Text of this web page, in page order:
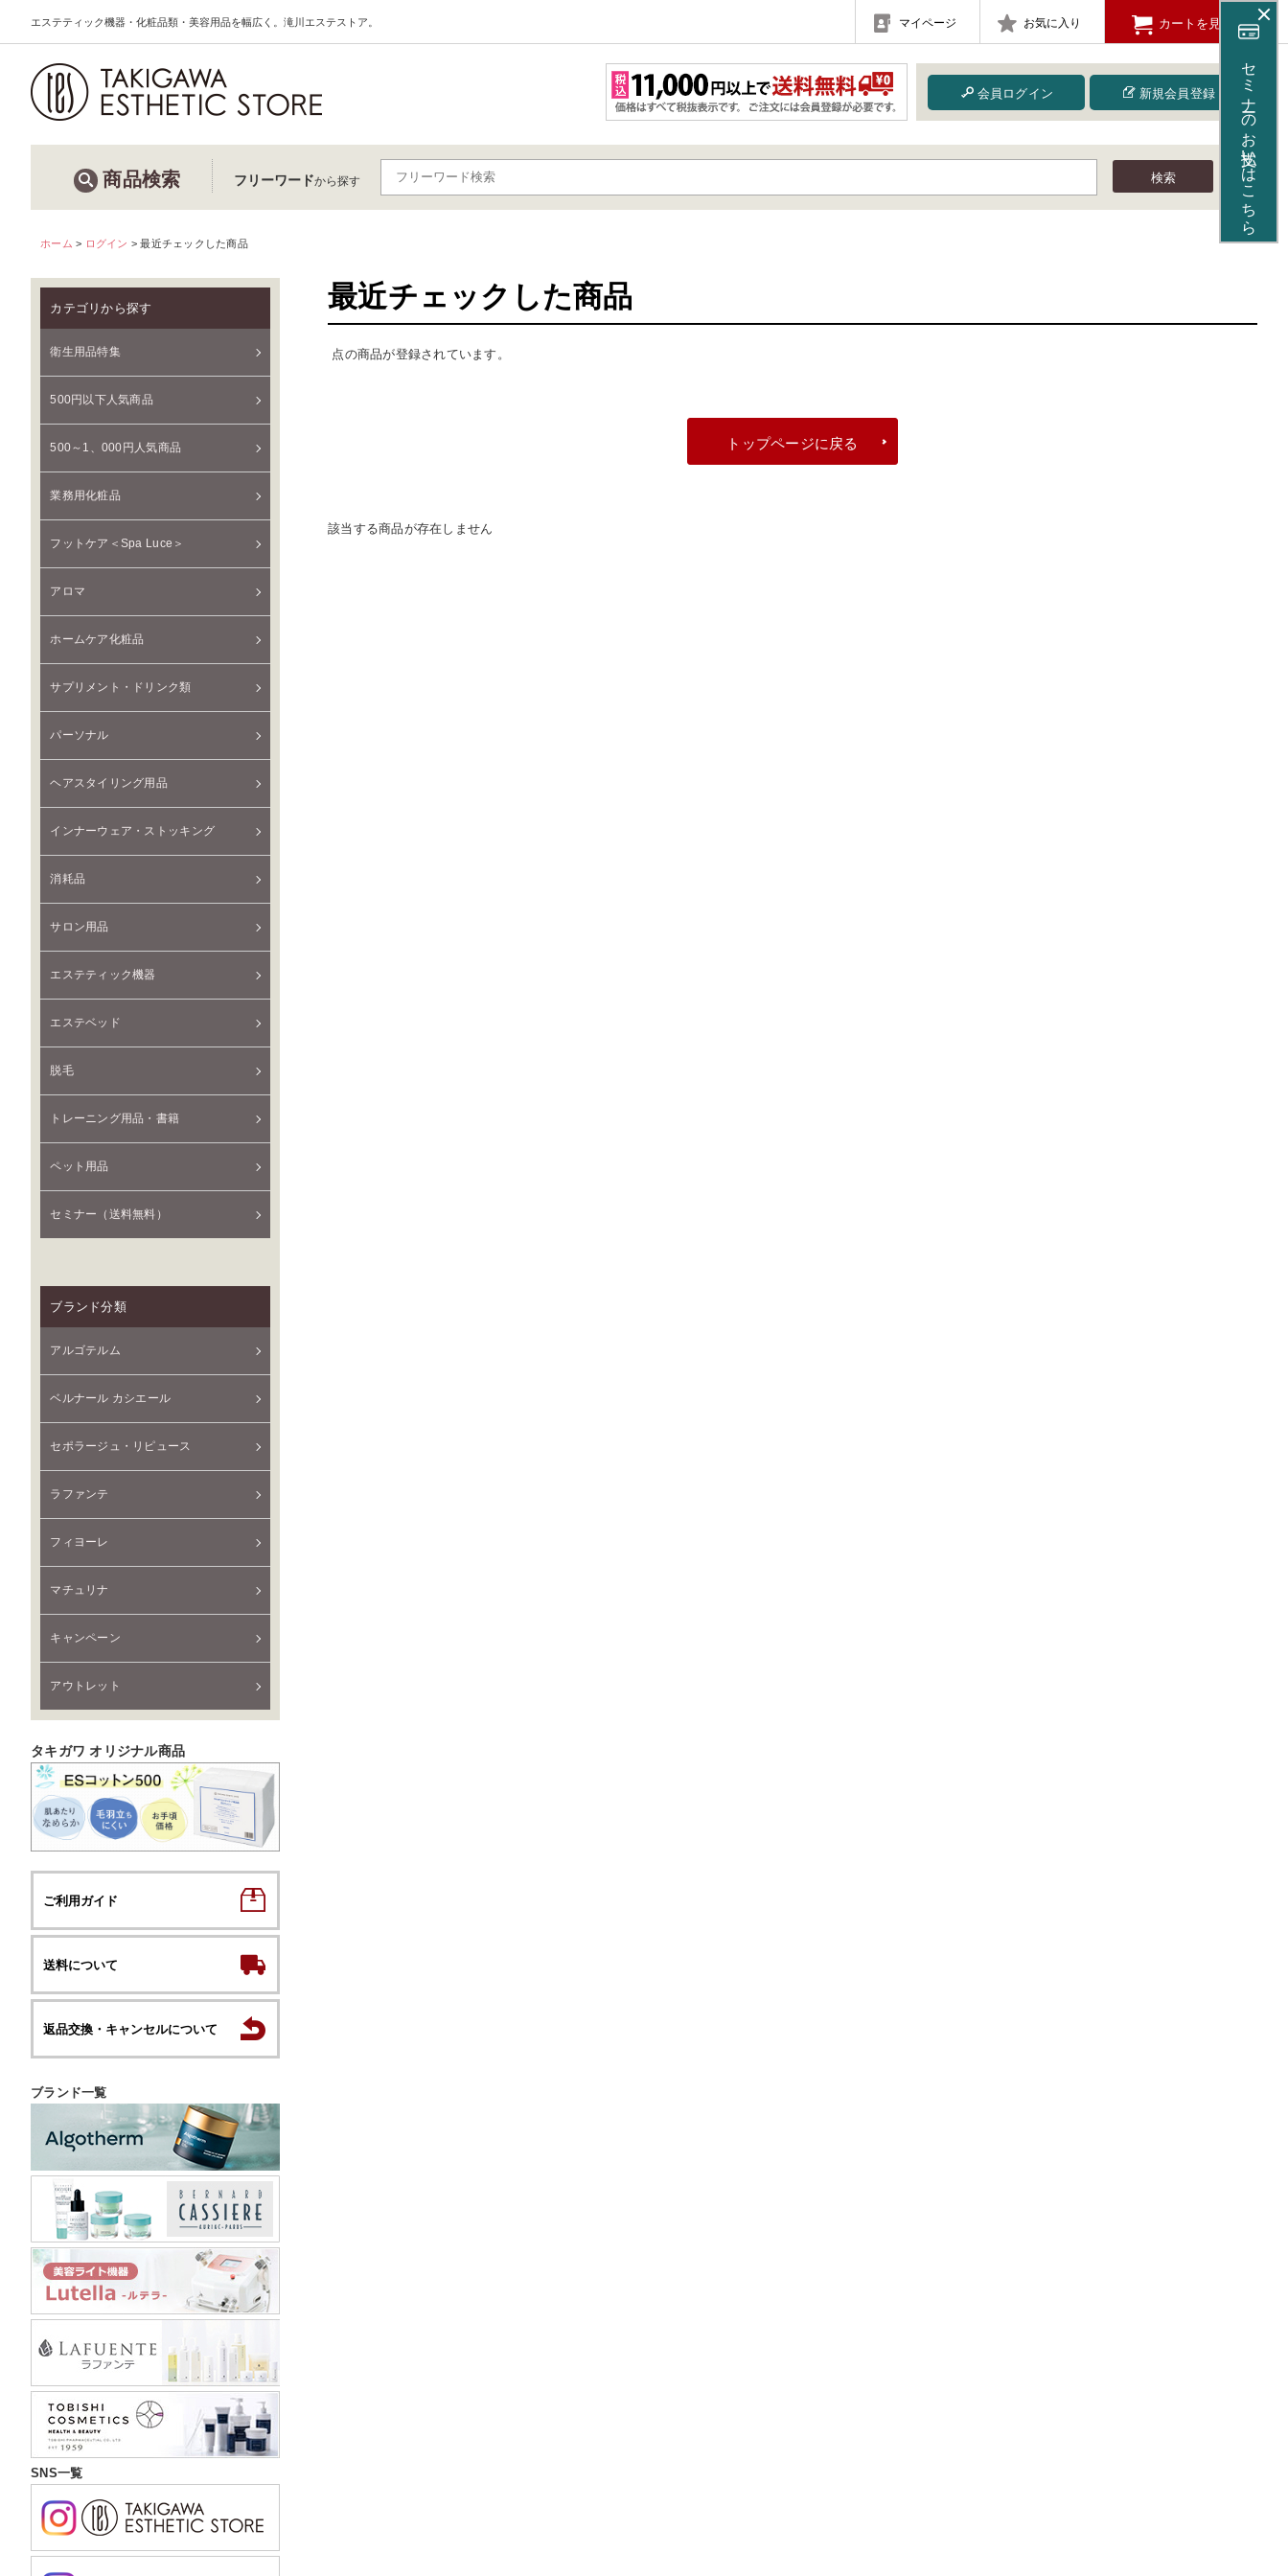
エステティック機器・化粧品類・美容用品を幅広く。滝川エステストア。 マイページ お気に入り カートを見る
会員ログイン 新規会員登録
商品検索 フリーワードから探す 検索
ホーム > ログイン >最近チェックした商品
最近チェックした商品
点の商品が登録されています。
トップページに戻る
該当する商品が存在しません
カテゴリから探す
衛生用品特集
500円以下人気商品
500～1、000円人気商品
業務用化粧品
フットケア＜Spa Luce＞
アロマ
ホームケア化粧品
サプリメント・ドリンク類
パーソナル
ヘアスタイリング用品
インナーウェア・ストッキング
消耗品
サロン用品
エステティック機器
エステベッド
脱毛
トレーニング用品・書籍
ペット用品
セミナー（送料無料）
ブランド分類
アルゴテルム
ベルナール カシエール
セポラージュ・リピュース
ラファンテ
フィヨーレ
マチュリナ
キャンペーン
アウトレット
セミナーのお支払いはこちら
タキガワ オリジナル商品
ご利用ガイド
送料について
返品交換・キャンセルについて
ブランド一覧
SNS一覧